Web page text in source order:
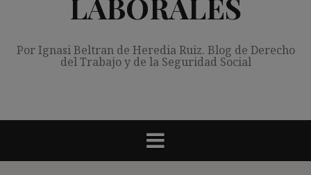
Por Ignasi Beltran de Heredia Ruiz. Blog de Derecho
del Trabajo y de la Seguridad Social